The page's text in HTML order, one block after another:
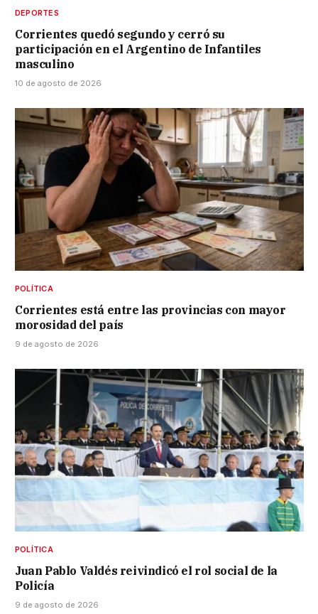
DEPORTES
Corrientes quedó segundo y cerró su
participación en el Argentino de Infantiles
masculino
10 de agosto de 2026
POLÍTICA
Corrientes está entre las provincias con mayor
morosidad del país
9 de agosto de 2026
POLÍTICA
Juan Pablo Valdés reivindicó el rol social de la
Policía
9 de agosto de 2026